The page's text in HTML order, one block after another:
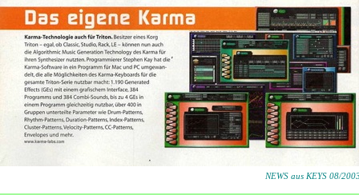
NEWS aus KEYS 08/